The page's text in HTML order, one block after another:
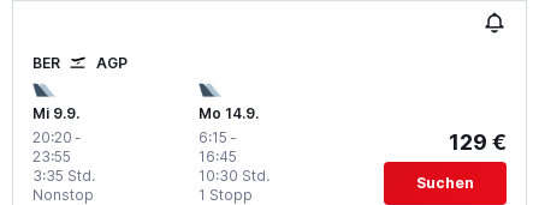
BER AGP
Mi 9.9.
20:20 -
23:55
Nonstop
3:35 Std.
Mo 14.9.
6:15 -
16:45
1 Stopp
10:30 Std.
129 €
Suchen